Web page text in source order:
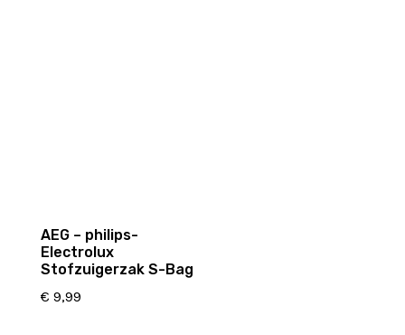
AEG – philips-
Electrolux
Stofzuigerzak S-Bag
€ 9,99